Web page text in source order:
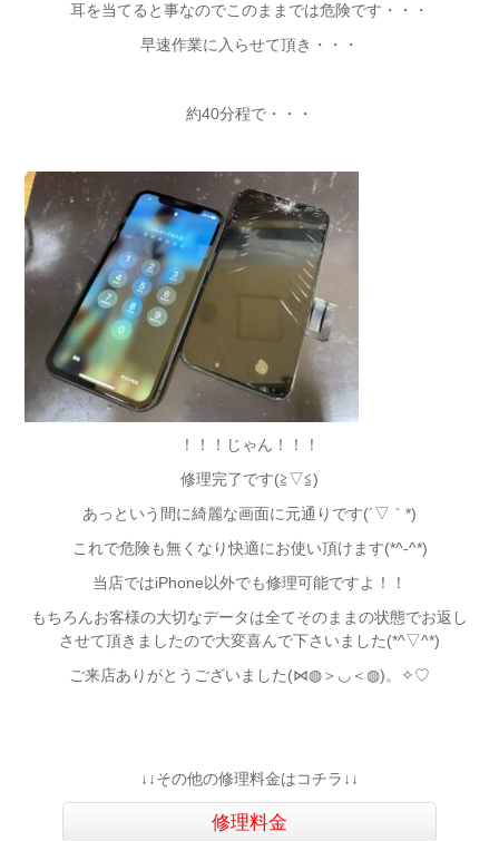
耳を当てると事なのでこのままでは危険です・・・
早速作業に入らせて頂き・・・
約40分程で・・・
！！！じゃん！！！
修理完了です(≧▽≦)
あっという間に綺麗な画面に元通りです(´▽｀*)
これで危険も無くなり快適にお使い頂けます(*^-^*)
当店ではiPhone以外でも修理可能ですよ！！
もちろんお客様の大切なデータは全てそのままの状態でお返し
させて頂きましたので大変喜んで下さいました(*^▽^*)
ご来店ありがとうございました(⋈◍＞◡＜◍)。✧♡
↓↓その他の修理料金はコチラ↓↓
修理料金